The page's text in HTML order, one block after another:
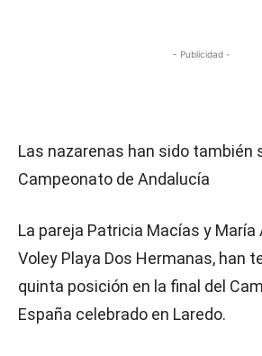
- Publicidad -
Las nazarenas han sido también
Campeonato de Andalucía
La pareja Patricia Macías y María
Voley Playa Dos Hermanas, han
quinta posición en la final del
España celebrado en Laredo.